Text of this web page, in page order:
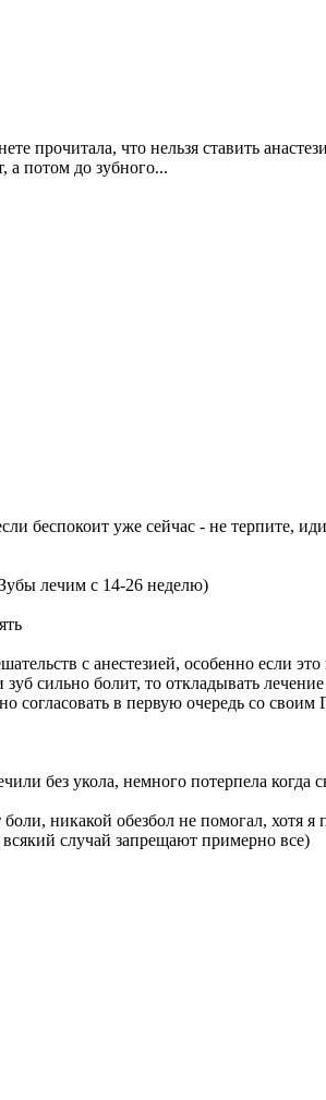
прочитала, что нельзя ставить
а потом до зубного...
беспокоит уже сейчас - не терпите,
лечим с 14-26 неделю)
с анестезией, особенно если
сильно болит, то откладывать
согласовать в первую очередь со
без укола, немного потерпела когда
никакой обезбол не помогал, хотя
случай запрещают примерно все)